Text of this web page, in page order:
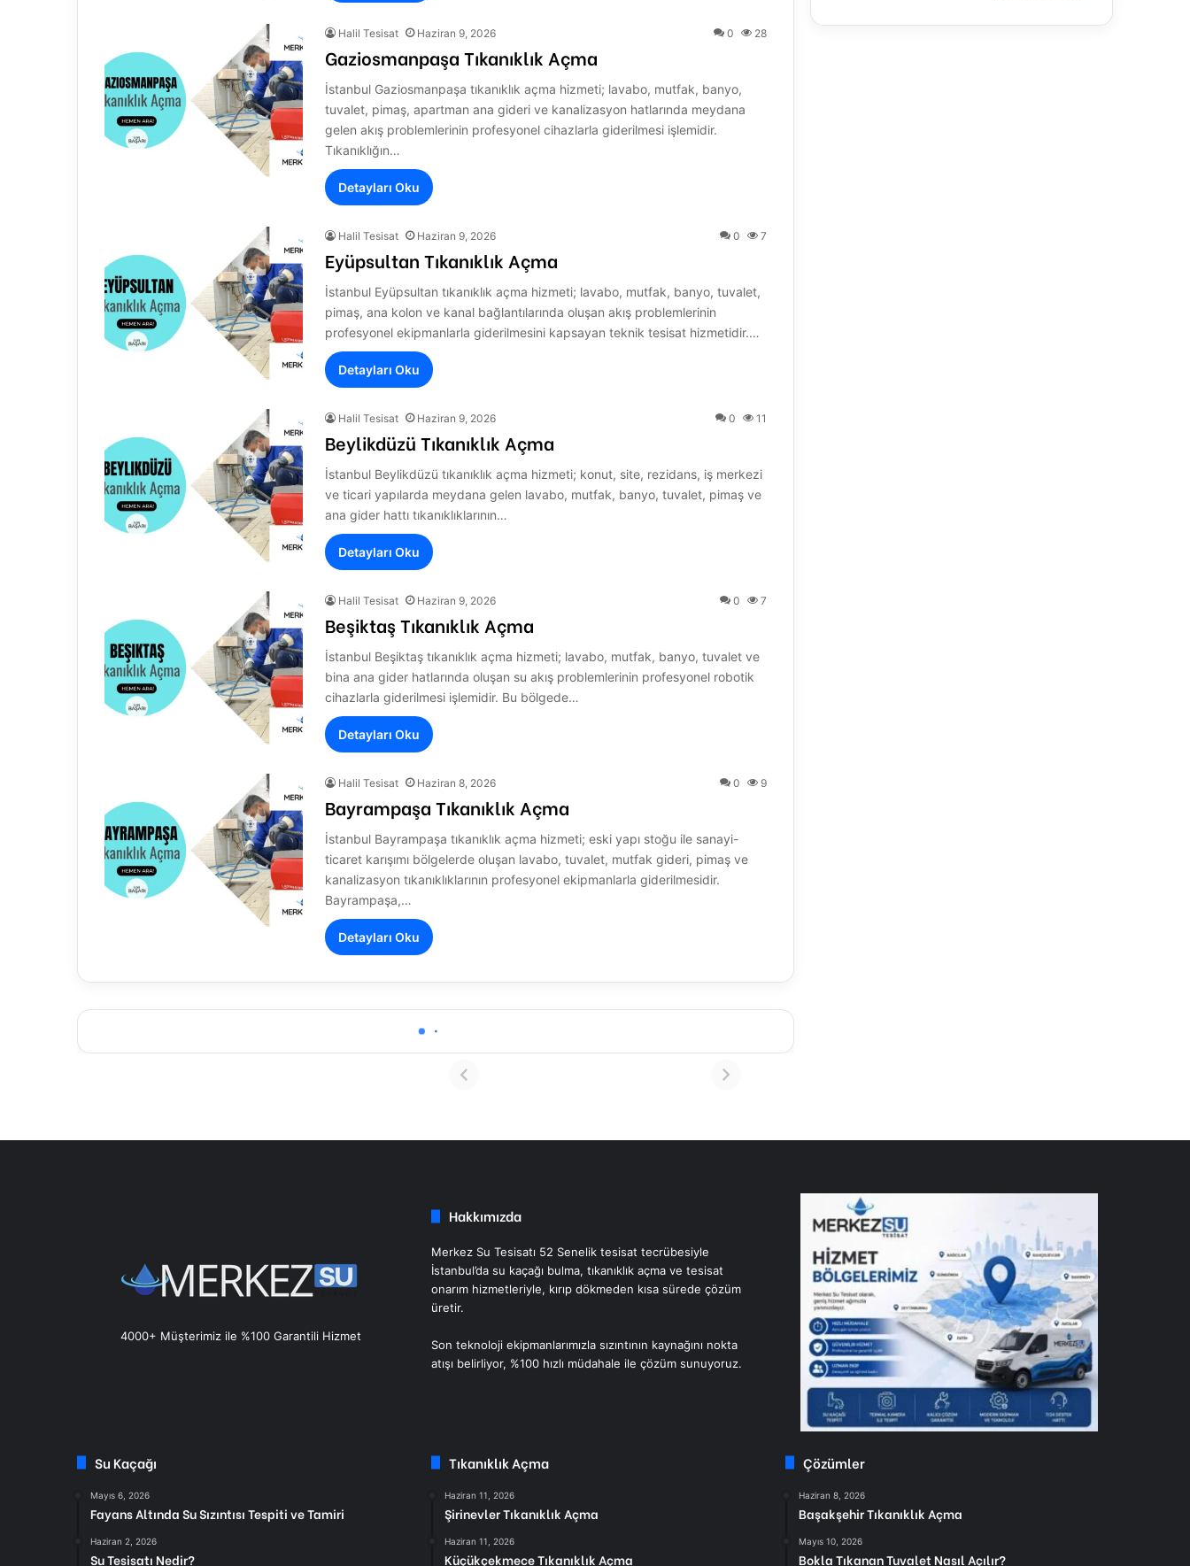
Halil Tesisat Haziran 9, 2026 0 28
Gaziosmanpaşa Tıkanıklık Açma
İstanbul Gaziosmanpaşa tıkanıklık açma hizmeti; lavabo, mutfak, banyo,
tuvalet, pimaş, apartman ana gideri ve kanalizasyon hatlarında meydana
gelen akış problemlerinin profesyonel cihazlarla giderilmesi işlemidir.
Tıkanıklığın…
Detayları Oku
Halil Tesisat Haziran 9, 2026 0 7
Eyüpsultan Tıkanıklık Açma
İstanbul Eyüpsultan tıkanıklık açma hizmeti; lavabo, mutfak, banyo, tuvalet,
pimaş, ana kolon ve kanal bağlantılarında oluşan akış problemlerinin
profesyonel ekipmanlarla giderilmesini kapsayan teknik tesisat hizmetidir.…
Detayları Oku
Halil Tesisat Haziran 9, 2026 0 11
Beylikdüzü Tıkanıklık Açma
İstanbul Beylikdüzü tıkanıklık açma hizmeti; konut, site, rezidans, iş merkezi
ve ticari yapılarda meydana gelen lavabo, mutfak, banyo, tuvalet, pimaş ve
ana gider hattı tıkanıklıklarının…
Detayları Oku
Halil Tesisat Haziran 9, 2026 0 7
Beşiktaş Tıkanıklık Açma
İstanbul Beşiktaş tıkanıklık açma hizmeti; lavabo, mutfak, banyo, tuvalet ve
bina ana gider hatlarında oluşan su akış problemlerinin profesyonel robotik
cihazlarla giderilmesi işlemidir. Bu bölgede…
Detayları Oku
Halil Tesisat Haziran 8, 2026 0 9
Bayrampaşa Tıkanıklık Açma
İstanbul Bayrampaşa tıkanıklık açma hizmeti; eski yapı stoğu ile sanayi-
ticaret karışımı bölgelerde oluşan lavabo, tuvalet, mutfak gideri, pimaş ve
kanalizasyon tıkanıklıklarının profesyonel ekipmanlarla giderilmesidir.
Bayrampaşa,…
Detayları Oku
4000+ Müşterimiz ile %100 Garantili Hizmet
Hakkımızda
Merkez Su Tesisatı 52 Senelik tesisat tecrübesiyle
İstanbul’da su kaçağı bulma, tıkanıklık açma ve tesisat
onarım hizmetleriyle, kırıp dökmeden kısa sürede çözüm
üretir.
Son teknoloji ekipmanlarımızla sızıntının kaynağını nokta
atışı belirliyor, %100 hızlı müdahale ile çözüm sunuyoruz.
Su Kaçağı
Mayıs 6, 2026
Fayans Altında Su Sızıntısı Tespiti ve Tamiri
Haziran 2, 2026
Su Tesisatı Nedir?
Tıkanıklık Açma
Haziran 11, 2026
Şirinevler Tıkanıklık Açma
Haziran 11, 2026
Küçükçekmece Tıkanıklık Açma
Çözümler
Haziran 8, 2026
Başakşehir Tıkanıklık Açma
Mayıs 10, 2026
Bokla Tıkanan Tuvalet Nasıl Açılır?